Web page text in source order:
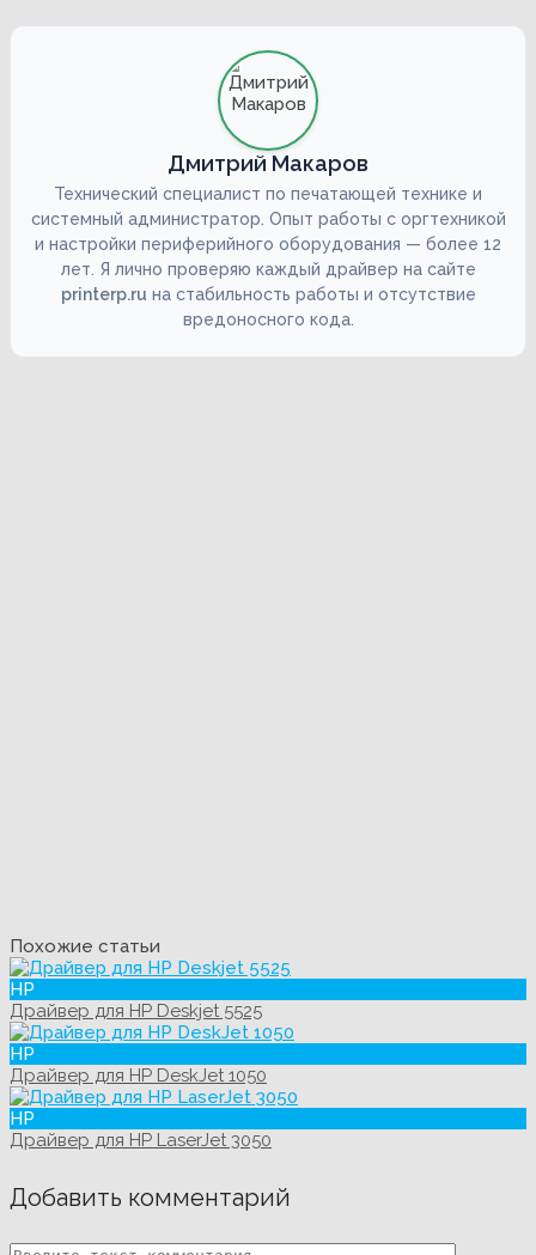
Дмитрий Макаров
Технический специалист по печатающей технике и
системный администратор. Опыт работы с оргтехникой
и настройки периферийного оборудования — более 12
лет. Я лично проверяю каждый драйвер на сайте
printerp.ru на стабильность работы и отсутствие
вредоносного кода.
Похожие статьи
HP
Драйвер для HP Deskjet 5525
HP
Драйвер для HP DeskJet 1050
HP
Драйвер для HP LaserJet 3050
Добавить комментарий